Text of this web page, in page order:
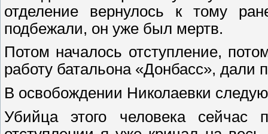
отделение вернулось к тому
подбежали, он уже был мертв.
Потом началось отступление,
работу батальона «Донбасс», дали
В освобождении Николаевки
Убийца этого человека сейчас